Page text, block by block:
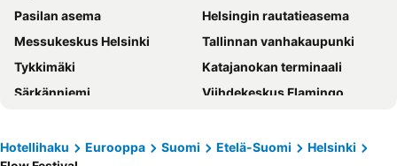
Scandic Hakaniemi
Scandic Kallio
Holiday Inn Helsinki - Expo By Ihg
Scandic Pasila
Original Sokos Hotel Tripla
Scandic Kaisaniemi
Crowne Plaza Helsinki - Hesperia By Ihg
Lapland Hotels Bulevardi
Hotel Helka
Pilot Airport Hotel
Pasilan asema
Helsingin rautatieasema
Messukeskus Helsinki
Tallinnan vanhakaupunki
Tykkimäki
Katajanokan terminaali
Särkänniemi
Viihdekeskus Flamingo
Helsingin jäähalli
Hartwall Areena
Hotellihaku Eurooppa Suomi Etelä-Suomi
Helsinki